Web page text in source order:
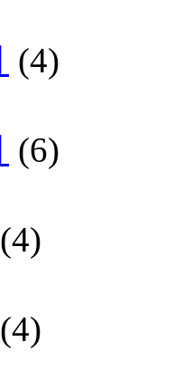
(4)
(6)
(4)
(4)